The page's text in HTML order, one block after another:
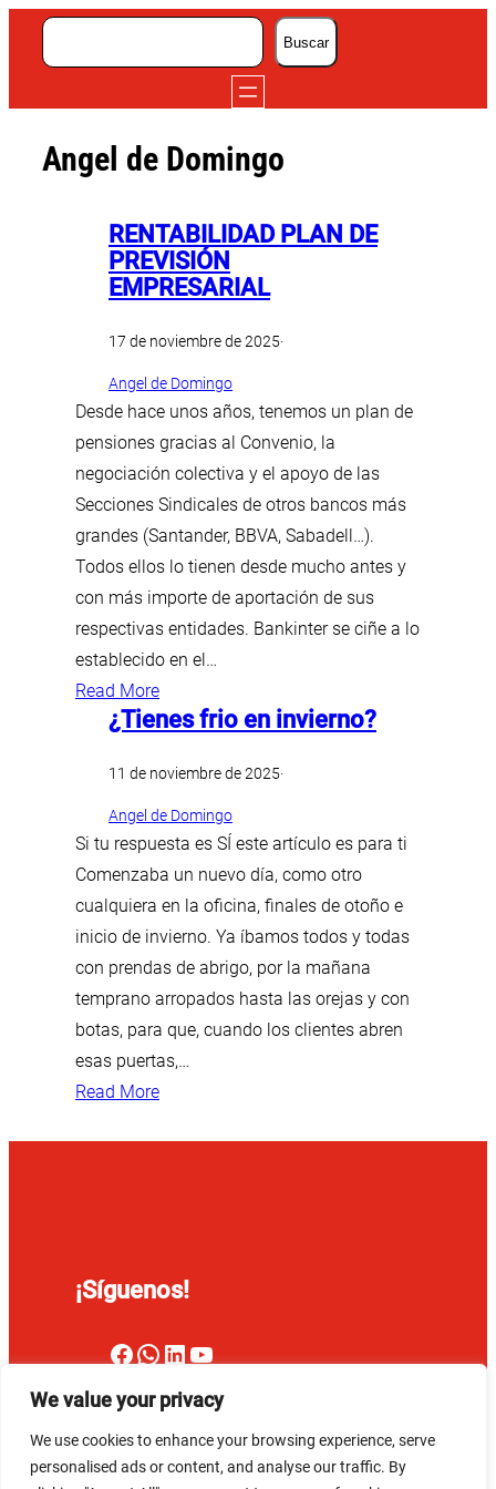
We value your privacy
We use cookies to enhance your browsing experience, serve
personalised ads or content, and analyse our traffic. By
SaltarBuscar
Buscar
Angel de Domingo
RENTABILIDAD PLAN DE
PREVISIÓN
EMPRESARIAL
17 de noviembre de 2025·
Angel de Domingo
Desde hace unos años, tenemos un plan de
pensiones gracias al Convenio, la
negociación colectiva y el apoyo de las
Secciones Sindicales de otros bancos más
grandes (Santander, BBVA, Sabadell…).
Todos ellos lo tienen desde mucho antes y
con más importe de aportación de sus
respectivas entidades. Bankinter se ciñe a lo
establecido en el…
Read More
¿Tienes frio en invierno?
11 de noviembre de 2025·
Angel de Domingo
Si tu respuesta es SÍ este artículo es para ti
Comenzaba un nuevo día, como otro
cualquiera en la oficina, finales de otoño e
inicio de invierno. Ya íbamos todos y todas
con prendas de abrigo, por la mañana
temprano arropados hasta las orejas y con
botas, para que, cuando los clientes abren
esas puertas,…
Read More
¡Síguenos!
Facebook WhatsApp LinkedIn YouTube
CCOO Bankinter
–
AvisoPolítica de
Política